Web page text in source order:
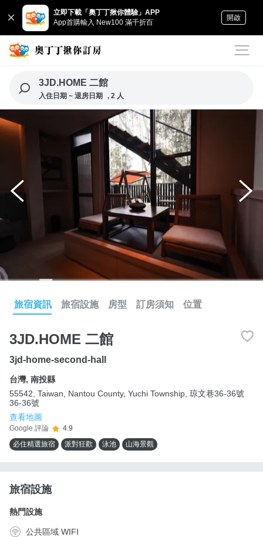
立即下載「奧丁丁揪你體驗」APP
App首購輸入 New100 滿千折百
開啟
3JD.HOME 二館
入住日期 ~ 退房日期 , 2 人
旅宿資訊 旅宿設施 房型 訂房須知 位置
3JD.HOME 二館
3jd-home-second-hall
台灣, 南投縣
55542, Taiwan, Nantou County, Yuchi Township, 琼文巷36-36號
36-36號
查看地圖
Google 評論
4.9
必住精選旅宿
派對狂歡 泳池 山海景觀
旅宿設施
熱門設施
公共區域 WIFI